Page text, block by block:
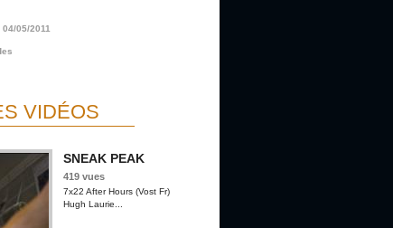
05/2011
VIDÉOS
SNEAK PEAK
419 vues
7x22 After Hours (Vost Fr)
Hugh Laurie...